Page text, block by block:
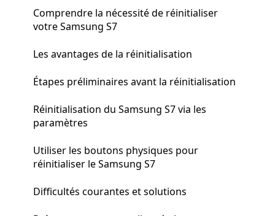
Comprendre la nécessité de réinitialiser
votre Samsung S7
Les avantages de la réinitialisation
Étapes préliminaires avant la réinitialisation
Réinitialisation du Samsung S7 via les
paramètres
Utiliser les boutons physiques pour
réinitialiser le Samsung S7
Difficultés courantes et solutions